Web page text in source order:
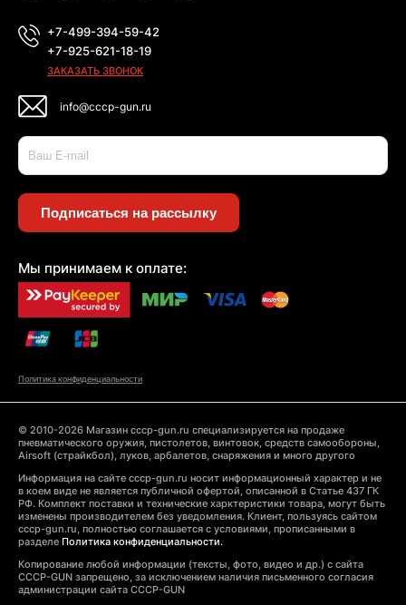
+7-499-394-59-42
+7-925-621-18-19
ЗАКАЗАТЬ ЗВОНОК
info@cccp-gun.ru
Подписаться на рассылку
Мы принимаем к оплате:
Политика конфиденциальности
© 2010-2026 Магазин cccp-gun.ru специализируется на продаже
пневматического оружия, пистолетов, винтовок, средств самообороны,
Airsoft (страйкбол), луков, арбалетов, снаряжения и много другого
Информация на сайте cccp-gun.ru носит информационный характер и не
в коем виде не является публичной офертой, описанной в Статье 437 ГК
РФ. Комплект поставки и технические харктеристики товара, могут быть
изменены производителем без уведомления. Клиент, пользуясь сайтом
cccp-gun.ru, полностью соглашается с условиями, прописанными в
разделе Политика конфиденциальности.
Копирование любой информации (тексты, фото, видео и др.) с сайта
CCCP-GUN запрещено, за исключением наличия письменного согласия
администрации сайта CCCP-GUN